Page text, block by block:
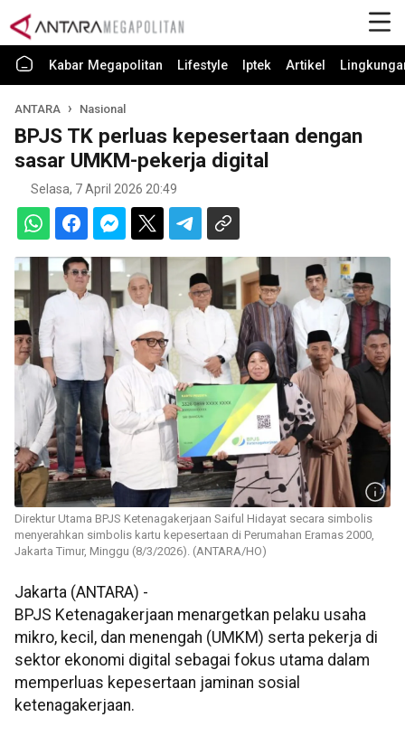
Kabar Megapolitan Lifestyle Iptek Artikel
ANTARA Nasional
BPJS TK perluas kepesertaan dengan
sasar UMKM-pekerja digital
Selasa, 7 April 2026 20:49
Direktur Utama BPJS Ketenagakerjaan Saiful Hidayat secara simbolis
menyerahkan simbolis kartu kepesertaan di Perumahan Eramas 2000,
Jakarta Timur, Minggu (8/3/2026). (ANTARA/HO)
Jakarta (ANTARA) -
BPJS Ketenagakerjaan menargetkan pelaku usaha
mikro, kecil, dan menengah (UMKM) serta pekerja di
sektor ekonomi digital sebagai fokus utama dalam
memperluas kepesertaan jaminan sosial
ketenagakerjaan.